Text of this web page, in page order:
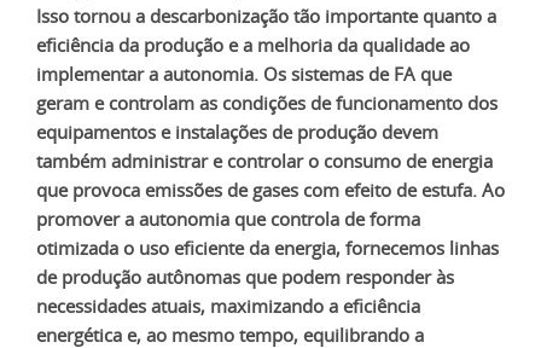
Isso tornou a descarbonização tão importante quanto a
eficiência da produção e a melhoria da qualidade ao
implementar a autonomia. Os sistemas de FA que
geram e controlam as condições de funcionamento dos
equipamentos e instalações de produção devem
também administrar e controlar o consumo de energia
que provoca emissões de gases com efeito de estufa. Ao
promover a autonomia que controla de forma
otimizada o uso eficiente da energia, fornecemos linhas
de produção autônomas que podem responder às
necessidades atuais, maximizando a eficiência
energética e, ao mesmo tempo, equilibrando a